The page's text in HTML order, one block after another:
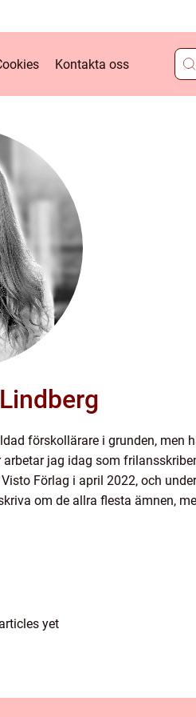
Kontakta oss
förskollärare i grunden, men
jag idag som
Förlag i april 2022, och
om de allra flesta ämnen,
yet